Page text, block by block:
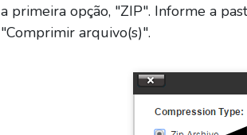
a primeira opção, "ZIP". Informe a
"Comprimir arquivo(s)".